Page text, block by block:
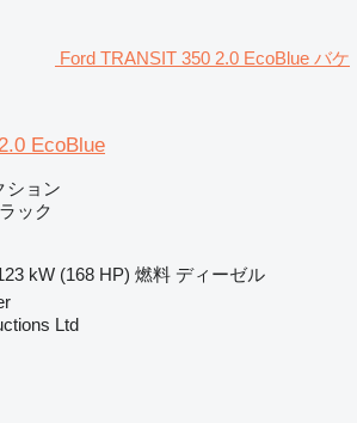
Ford TRANSIT 350 2.0 EcoBlue バケ
EcoBlue
ション
ック
kW (168 HP) 燃料 ディーゼル
Ltd